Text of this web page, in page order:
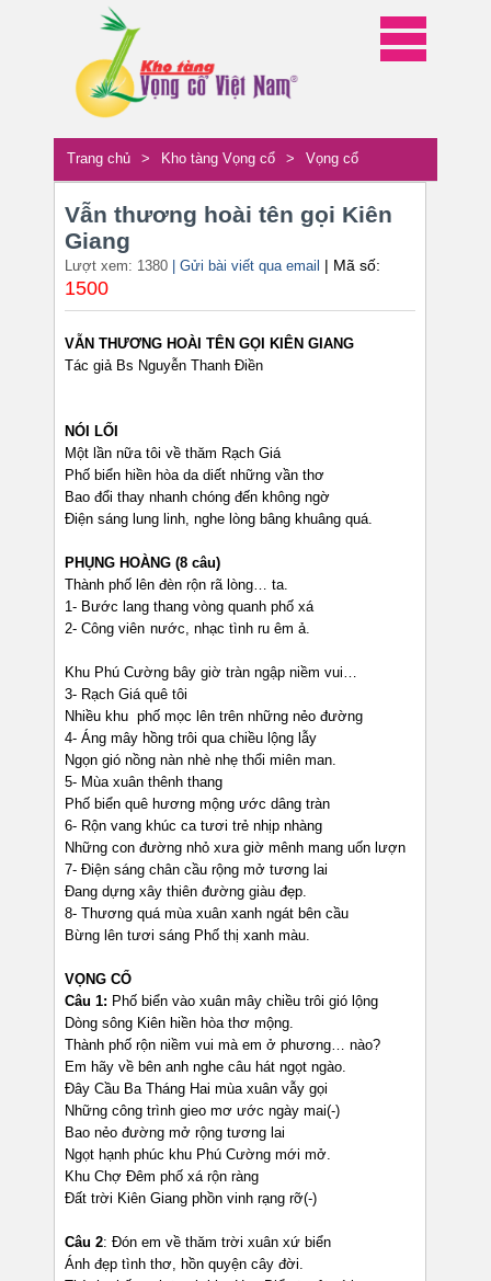
Trang chủ > Kho tàng Vọng cổ > Vọng cổ
Vẫn thương hoài tên gọi Kiên
Giang
Lượt xem: 1380 | Gửi bài viết qua email | Mã số:
1500
VẪN THƯƠNG HOÀI TÊN GỌI KIÊN GIANG
Tác giả Bs Nguyễn Thanh Điền
NÓI LỐI
Một lần nữa tôi về thăm Rạch Giá
Phố biển hiền hòa da diết những vần thơ
Bao đổi thay nhanh chóng đến không ngờ
Điện sáng lung linh, nghe lòng bâng khuâng quá.
PHỤNG HOÀNG (8 câu)
Thành phố lên đèn rộn rã lòng… ta.
1- Bước lang thang vòng quanh phố xá
2- Công viên nước, nhạc tình ru êm ả.
Khu Phú Cường bây giờ tràn ngập niềm vui…
3- Rạch Giá quê tôi
Nhiều khu phố mọc lên trên những nẻo đường
4- Áng mây hồng trôi qua chiều lộng lẫy
Ngọn gió nồng nàn nhè nhẹ thổi miên man.
5- Mùa xuân thênh thang
Phố biển quê hương mộng ước dâng tràn
6- Rộn vang khúc ca tươi trẻ nhịp nhàng
Những con đường nhỏ xưa giờ mênh mang uốn lượn
7- Điện sáng chân cầu rộng mở tương lai
Đang dựng xây thiên đường giàu đẹp.
8- Thương quá mùa xuân xanh ngát bên cầu
Bừng lên tươi sáng Phố thị xanh màu.
VỌNG CỔ
Câu 1: Phố biển vào xuân mây chiều trôi gió lộng
Dòng sông Kiên hiền hòa thơ mộng.
Thành phố rộn niềm vui mà em ở phương… nào?
Em hãy về bên anh nghe câu hát ngọt ngào.
Đây Cầu Ba Tháng Hai mùa xuân vẫy gọi
Những công trình gieo mơ ước ngày mai(-)
Bao nẻo đường mở rộng tương lai
Ngọt hạnh phúc khu Phú Cường mới mở.
Khu Chợ Đêm phố xá rộn ràng
Đất trời Kiên Giang phồn vinh rạng rỡ(-)
Câu 2: Đón em về thăm trời xuân xứ biển
Ánh đẹp tình thơ, hồn quyện cây đời.